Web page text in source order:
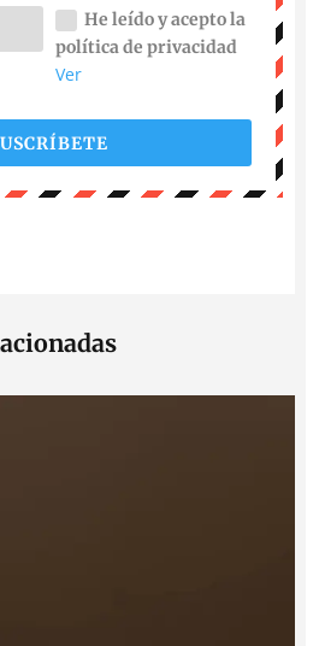
He leído y acepto la
política de privacidad
Ver